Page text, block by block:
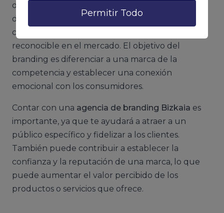
Permitir Todo
de elementos, como el nombre, el logotipo, el
diseño, la voz y la personalidad de la marca, que
contribuyen a generar una imagen única y
reconocible en el mercado. El objetivo del
branding es diferenciar a una marca de la
competencia y establecer una conexión
emocional con los consumidores.
Contar con una agencia de branding Bizkaia es
importante, ya que te ayudará a atraer a un
público específico y fidelizar a los clientes.
También puede contribuir a establecer la
confianza y la reputación de una marca, lo que
puede aumentar el valor percibido de los
productos o servicios que ofrece.